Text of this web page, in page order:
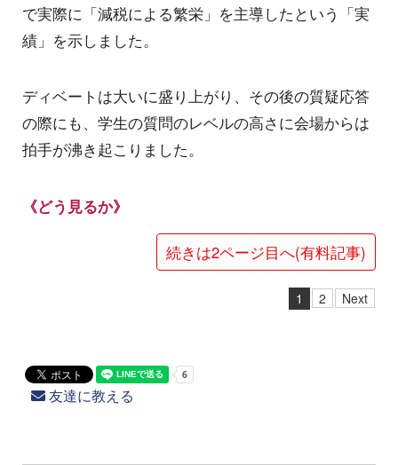
で実際に「減税による繁栄」を主導したという「実
績」を示しました。
ディベートは大いに盛り上がり、その後の質疑応答
の際にも、学生の質問のレベルの高さに会場からは
拍手が沸き起こりました。
《どう見るか》
続きは2ページ目へ(有料記事)
1 2 Next
友達に教える